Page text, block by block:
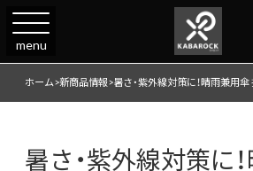
menu
ホーム>新商品情報>暑さ・紫外線対策に！晴雨兼用
暑さ・紫外線対策に